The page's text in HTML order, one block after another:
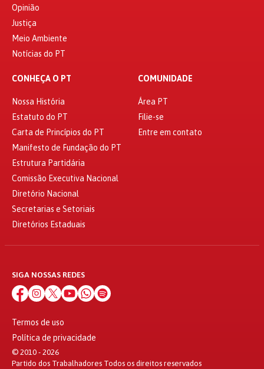
Opinião
Justiça
Meio Ambiente
Notícias do PT
CONHEÇA O PT
Nossa História
Estatuto do PT
Carta de Princípios do PT
Manifesto de Fundação do PT
Estrutura Partidária
Comissão Executiva Nacional
Diretório Nacional
Secretarias e Setoriais
Diretórios Estaduais
COMUNIDADE
Área PT
Filie-se
Entre em contato
SIGA NOSSAS REDES
Termos de uso
Política de privacidade
© 2010 - 2026
Partido dos Trabalhadores Todos os direitos reservados